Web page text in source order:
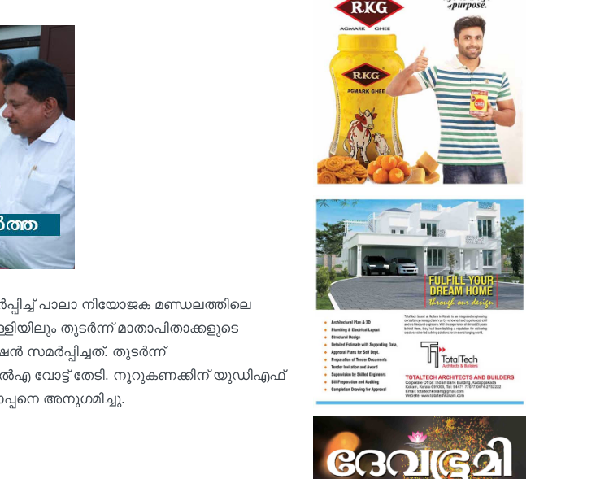
പാലാ നിയോജക മണ്ഡലത്തിലെ
തുടർന്ന് മാതാപിതാക്കളുടെ
സമർപ്പിച്ചത്. തുടർന്ന്
വോട്ട് തേടി. നൂറുകണക്കിന് യുഡിഎഫ്
അനുഗമിച്ചു.